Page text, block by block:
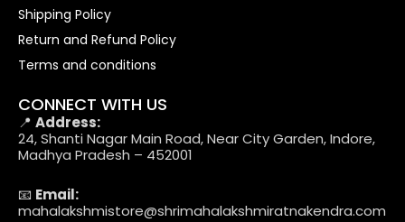
Shipping Policy
Return and Refund Policy
Terms and conditions
CONNECT WITH US
📍 Address:
24, Shanti Nagar Main Road, Near City Garden, Indore,
Madhya Pradesh – 452001
📧 Email:
mahalakshmistore@shrimahalakshmiratnakendra.com